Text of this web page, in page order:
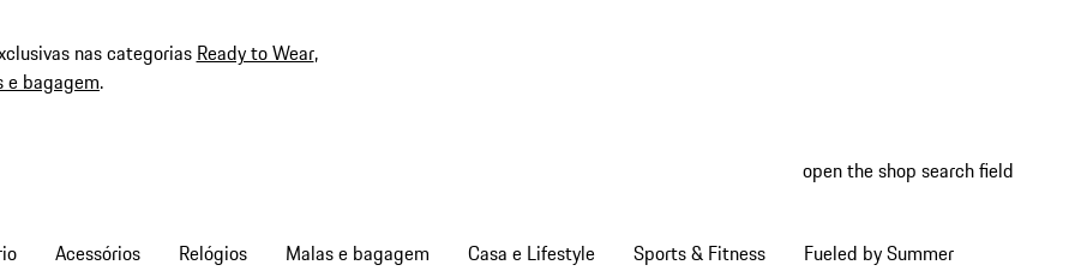
nas categorias Ready to Wear,
e bagagem.
open the shop search field
Acessórios Relógios Malas e bagagem Casa e Lifestyle Sports & Fitness Fueled by Summer